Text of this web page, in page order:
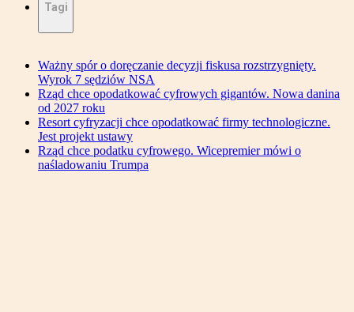
Tagi
Ważny spór o doręczanie decyzji fiskusa rozstrzygnięty.
Wyrok 7 sędziów NSA
Rząd chce opodatkować cyfrowych gigantów. Nowa danina
od 2027 roku
Resort cyfryzacji chce opodatkować firmy technologiczne.
Jest projekt ustawy
Rząd chce podatku cyfrowego. Wicepremier mówi o
naśladowaniu Trumpa